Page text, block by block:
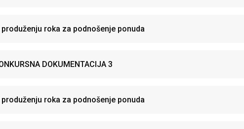
produženju roka za podnošenje ponuda
DOKUMENTACIJA 3
produženju roka za podnošenje ponuda